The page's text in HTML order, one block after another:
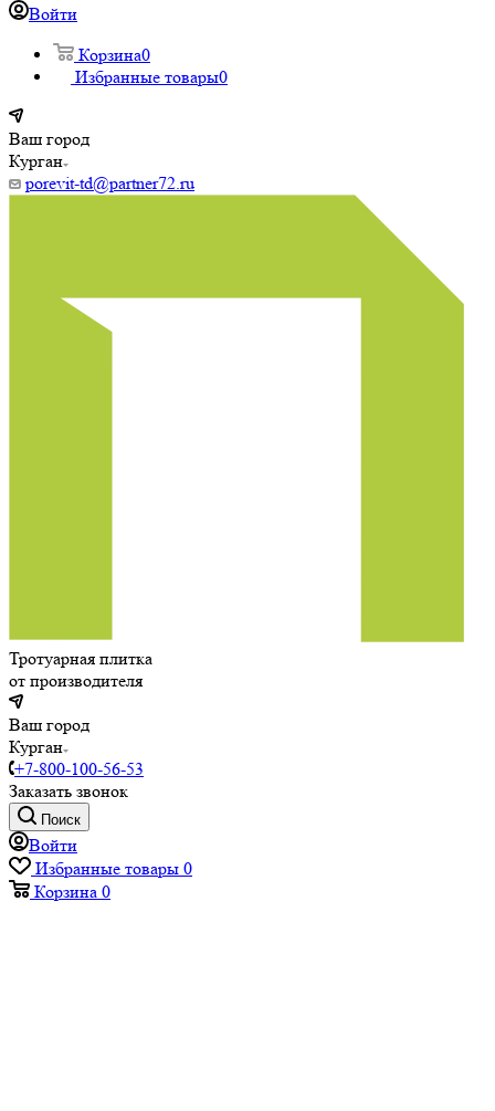
Войти
Корзина0
Избранные товары0
Ваш город
Курган
porevit-td@partner72.ru
Тротуарная плитка
от производителя
Ваш город
Курган
+7-800-100-56-53
Заказать звонок
Поиск
Войти
Избранные товары 0
Корзина 0